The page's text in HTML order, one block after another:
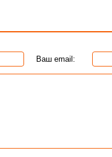
Ваш email: